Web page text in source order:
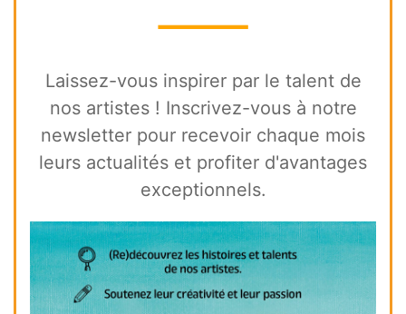
⸻
Laissez-vous inspirer par le talent de
nos artistes ! Inscrivez-vous à notre
newsletter pour recevoir chaque mois
leurs actualités et profiter d'avantages
exceptionnels.